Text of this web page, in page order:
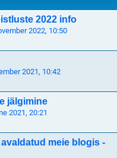
2022 info
2022, 10:50
2021, 10:42
jälgimine
2021, 20:21
meie blogis -